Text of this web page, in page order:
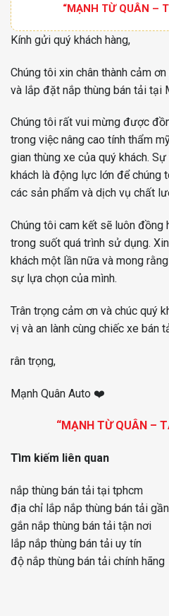
“MẠNH TỪ QUÂN –
Kính gửi quý khách hàng,
Chúng tôi xin chân thành cảm
và lắp đặt nắp thùng bán tải tại
Chúng tôi rất vui mừng được
trong việc nâng cao tính thẩm
gian thùng xe của quý khách.
khách là động lực lớn để chúng
các sản phẩm và dịch vụ chất
Chúng tôi cam kết sẽ luôn đồng
trong suốt quá trình sử dụng.
khách một lần nữa và mong
sự lựa chọn của mình.
Trân trọng cảm ơn và chúc quý
vị và an lành cùng chiếc xe bán
rân trọng,
Mạnh Quân Auto ❤️
“MẠNH TỪ QUÂN –
Tìm kiếm liên quan
nắp thùng bán tải tại tphcm
địa chỉ lắp nắp thùng bán tải
gắn nắp thùng bán tải tận nơi
lắp nắp thùng bán tải uy tín
độ nắp thùng bán tải chính hãng